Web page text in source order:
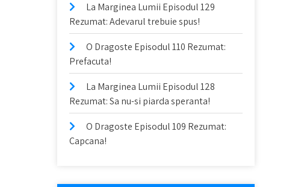
La Marginea Lumii Episodul 129
Rezumat: Adevarul trebuie spus!
O Dragoste Episodul 110 Rezumat:
Prefacuta!
La Marginea Lumii Episodul 128
Rezumat: Sa nu-si piarda speranta!
O Dragoste Episodul 109 Rezumat:
Capcana!